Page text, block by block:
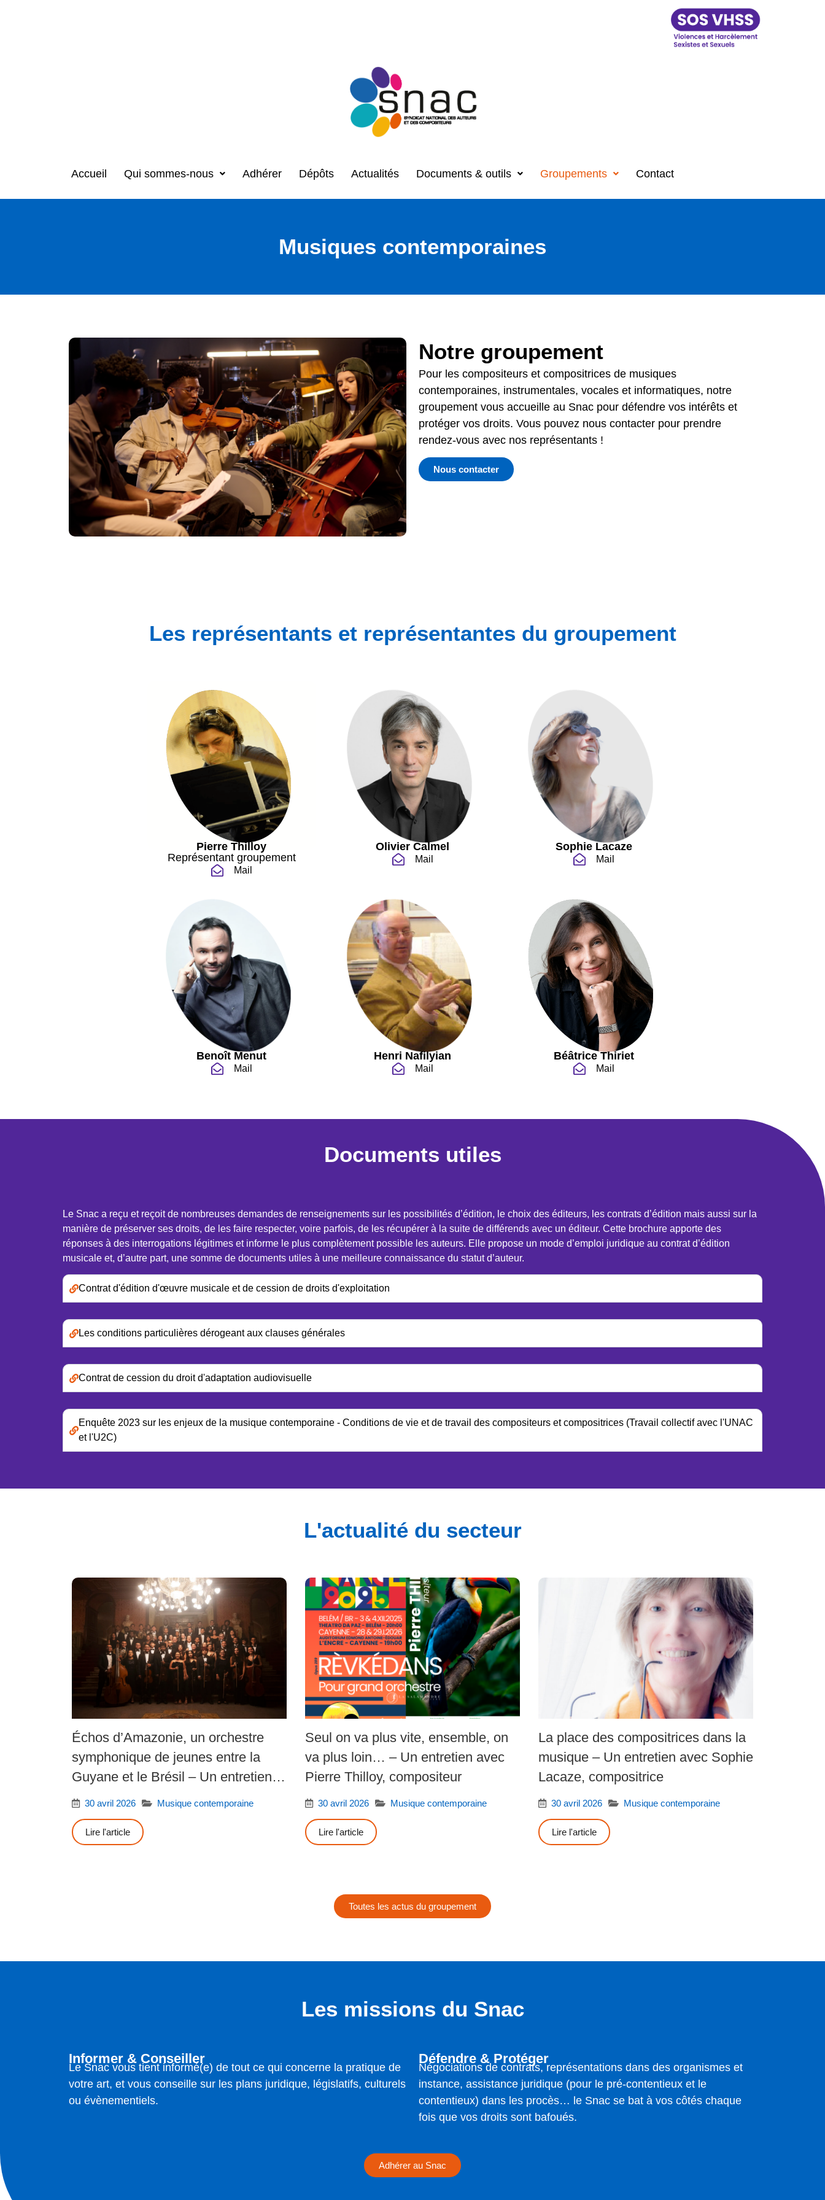
Accueil Qui sommes-nous Adhérer Dépôts Actualités Documents & outils Groupements Contact
Musiques contemporaines
Notre groupement
Pour les compositeurs et compositrices de musiques
contemporaines, instrumentales, vocales et informatiques, notre
groupement vous accueille au Snac pour défendre vos intérêts et
protéger vos droits. Vous pouvez nous contacter pour prendre
rendez-vous avec nos représentants !
Nous contacter
Les représentants et représentantes du groupement
Pierre Thilloy
Représentant groupement
Mail
Olivier Calmel
Mail
Sophie Lacaze
Mail
Benoît Menut
Mail
Henri Nafilyian
Mail
Béâtrice Thiriet
Mail
Documents utiles
Le Snac a reçu et reçoit de nombreuses demandes de renseignements sur les possibilités d’édition, le choix des éditeurs, les contrats d’édition mais aussi sur la
manière de préserver ses droits, de les faire respecter, voire parfois, de les récupérer à la suite de différends avec un éditeur. Cette brochure apporte des
réponses à des interrogations légitimes et informe le plus complètement possible les auteurs. Elle propose un mode d’emploi juridique au contrat d’édition
musicale et, d’autre part, une somme de documents utiles à une meilleure connaissance du statut d’auteur.
Contrat d'édition d'œuvre musicale et de cession de droits d'exploitation
Les conditions particulières dérogeant aux clauses générales
Contrat de cession du droit d'adaptation audiovisuelle
Enquête 2023 sur les enjeux de la musique contemporaine - Conditions de vie et de travail des compositeurs et compositrices (Travail collectif avec l'UNAC
et l'U2C)
L'actualité du secteur
Échos d’Amazonie, un orchestre
symphonique de jeunes entre la
Guyane et le Brésil – Un entretien
avec Michaëlle Ngo Yamb Ngan
30 avril 2026 Musique contemporaine
Lire l'article
Seul on va plus vite, ensemble, on
va plus loin… – Un entretien avec
Pierre Thilloy, compositeur
30 avril 2026 Musique contemporaine
Lire l'article
La place des compositrices dans la
musique – Un entretien avec Sophie
Lacaze, compositrice
30 avril 2026 Musique contemporaine
Lire l'article
Toutes les actus du groupement
Les missions du Snac
Informer & Conseiller
Le Snac vous tient informé(e) de tout ce qui concerne la pratique de
votre art, et vous conseille sur les plans juridique, législatifs, culturels
ou évènementiels.
Défendre & Protéger
Négociations de contrats, représentations dans des organismes et
instance, assistance juridique (pour le pré-contentieux et le
contentieux) dans les procès… le Snac se bat à vos côtés chaque
fois que vos droits sont bafoués.
Adhérer au Snac